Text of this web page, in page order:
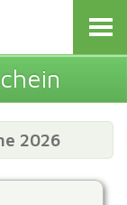
2026